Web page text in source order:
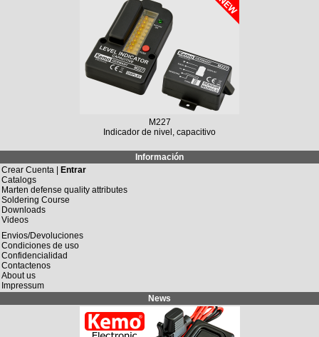
M149N
Regulador de carga solar 12 V/DC, 10 A / 20 A
Información
Crear Cuenta | Entrar
Catalogs
Marten defense quality attributes
Soldering Course
Downloads
Videos
Envios/Devoluciones
Condiciones de uso
Confidencialidad
Contactenos
About us
Impressum
News